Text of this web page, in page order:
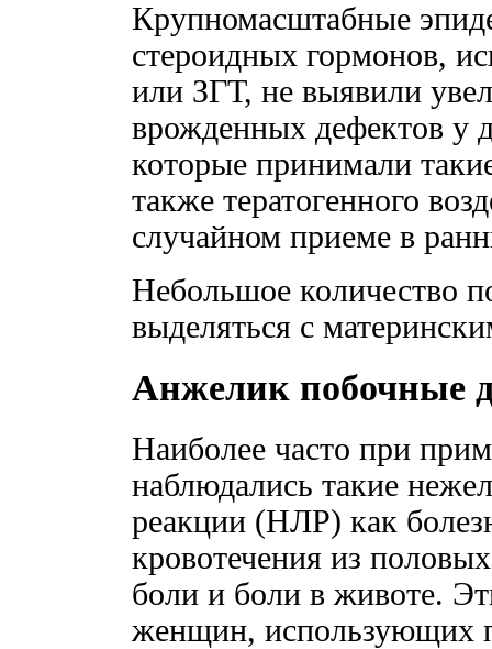
Крупномасштабные
стероидных гормонов,
или ЗГТ, не выявили
врожденных дефектов у
которые принимали
также тератогенного
случайном приеме в
Небольшое количество
выделяться с
Анжелик побочные
Наиболее часто при
наблюдались такие
реакции (НЛР) как
кровотечения из
боли и боли в животе.
женщин, использующих